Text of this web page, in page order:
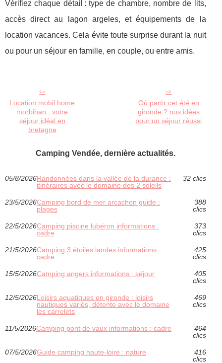
Vérifiez chaque détail : type de chambre, nombre de lits,
accès direct au lagon argeles, et équipements de la
location vacances. Cela évite toute surprise durant la nuit
ou pour un séjour en famille, en couple, ou entre amis.
Location mobil home
morbihan : votre
séjour idéal en
bretagne
Où partir cet été en
gironde ? nos idées
pour un séjour réussi
Camping Vendée, dernière actualités.
05/8/2026Randonnées dans la vallée de la durance :
itinéraires avec le domaine des 2 soleils
32 clics
23/5/2026Camping bord de mer arcachon guide :
plages
388
clics
22/5/2026Camping piscine lubéron informations :
cadre
373
clics
21/5/2026Camping 3 étoiles landes informations :
cadre
425
clics
15/5/2026Camping angers informations : séjour
405
clics
12/5/2026Loisirs aquatiques en gironde : loisirs
nautiques variés, détente avec le domaine
les carrelets
469
clics
11/5/2026Camping pont de vaux informations : cadre
464
clics
07/5/2026Guide camping haute-loire : nature
416
clics